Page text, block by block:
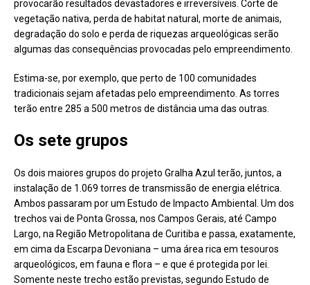
provocarão resultados devastadores e irreversíveis. Corte de
vegetação nativa, perda de habitat natural, morte de animais,
degradação do solo e perda de riquezas arqueológicas serão
algumas das consequências provocadas pelo empreendimento.
Estima-se, por exemplo, que perto de 100 comunidades
tradicionais sejam afetadas pelo empreendimento. As torres
terão entre 285 a 500 metros de distância uma das outras.
Os sete grupos
Os dois maiores grupos do projeto Gralha Azul terão, juntos, a
instalação de 1.069 torres de transmissão de energia elétrica.
Ambos passaram por um Estudo de Impacto Ambiental. Um dos
trechos vai de Ponta Grossa, nos Campos Gerais, até Campo
Largo, na Região Metropolitana de Curitiba e passa, exatamente,
em cima da Escarpa Devoniana – uma área rica em tesouros
arqueológicos, em fauna e flora – e que é protegida por lei.
Somente neste trecho estão previstas, segundo Estudo de